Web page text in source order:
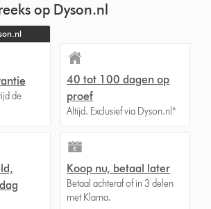
op Dyson.nl
de
40 tot 100 dagen op
proef
Altijd. Exclusief via Dyson.nl*
Koop nu, betaal later
Betaal achteraf of in 3 delen
met Klarna.